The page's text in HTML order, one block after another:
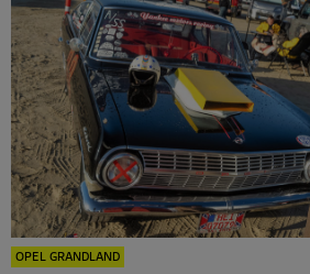
OPEL GRANDLAND